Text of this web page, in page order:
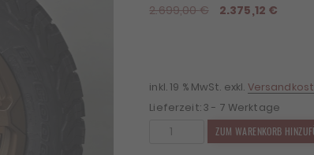
2.699,00€
Ursprünglicher
2.375,12 €
inkl. 19 % MwSt. exkl.
Lieferzeit:3 - 7 Werktage
ZUM WARENKORB